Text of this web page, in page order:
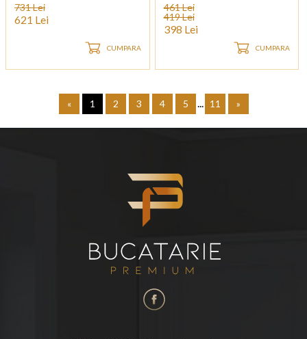
731 Lei
621 Lei
CUMPARA
461 Lei
419 Lei
398 Lei
CUMPARA
« 1 2 3 4 5 ... 11 »